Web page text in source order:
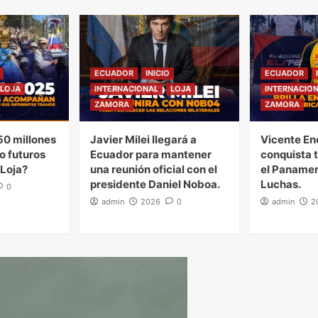
LOJA
millones
futuros
0
ECUADOR
INICIO
INTERNACIONAL
LOJA
ZAMORA
Javier Milei llegará a
Ecuador para mantener
una reunión oficial con el
presidente Daniel Noboa.
admin 2026 0
ECUADOR
ZAMORA
Vicente
conquista
el
Luchas.
admin